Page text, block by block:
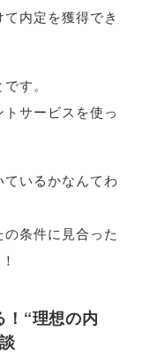
内定を獲得でき
です。
サービスを使っ
いるかなんてわ
の条件に見合った
“理想の内